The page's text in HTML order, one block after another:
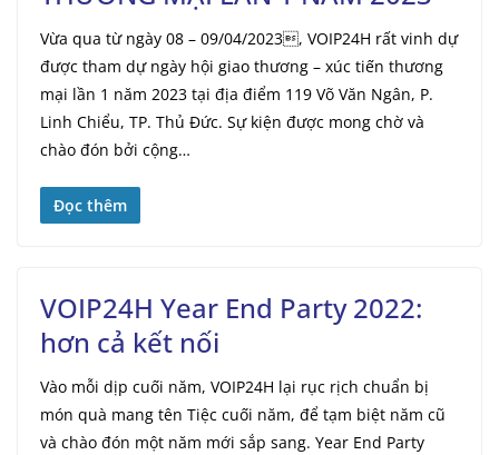
Vừa qua từ ngày 08 – 09/04/2023, VOIP24H rất vinh dự
được tham dự ngày hội giao thương – xúc tiến thương
mại lần 1 năm 2023 tại địa điểm 119 Võ Văn Ngân, P.
Linh Chiểu, TP. Thủ Đức. Sự kiện được mong chờ và
chào đón bởi cộng…
Đọc thêm
VOIP24H Year End Party 2022:
hơn cả kết nối
Vào mỗi dịp cuối năm, VOIP24H lại rục rịch chuẩn bị
món quà mang tên Tiệc cuối năm, để tạm biệt năm cũ
và chào đón một năm mới sắp sang. Year End Party